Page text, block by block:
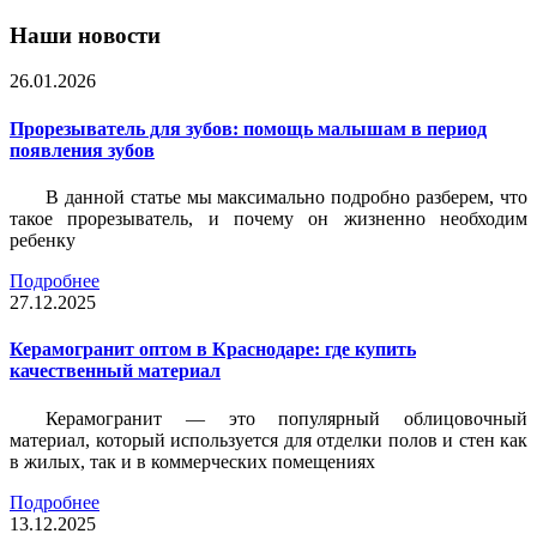
Наши новости
26.01.2026
Прорезыватель для зубов: помощь малышам в период
появления зубов
В данной статье мы максимально подробно разберем, что
такое прорезыватель, и почему он жизненно необходим
ребенку
Подробнее
27.12.2025
Керамогранит оптом в Краснодаре: где купить
качественный материал
Керамогранит — это популярный облицовочный
материал, который используется для отделки полов и стен как
в жилых, так и в коммерческих помещениях
Подробнее
13.12.2025